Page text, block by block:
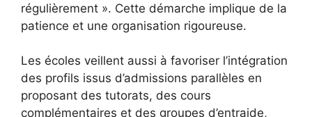
régulièrement ». Cette démarche implique de la
patience et une organisation rigoureuse.
Les écoles veillent aussi à favoriser l’intégration
des profils issus d’admissions parallèles en
proposant des tutorats, des cours
complémentaires et des groupes d’entraide,